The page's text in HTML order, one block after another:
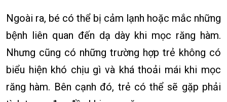
Ngoài ra, bé có thể bị cảm lạnh hoặc mắc những
bệnh liên quan đến dạ dày khi mọc răng hàm.
Nhưng cũng có những trường hợp trẻ không có
biểu hiện khó chịu gì và khá thoải mái khi mọc
răng hàm. Bên cạnh đó, trẻ có thể sẽ gặp phải